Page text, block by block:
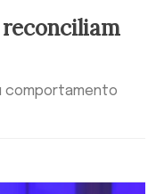
reconciliam
comportamento